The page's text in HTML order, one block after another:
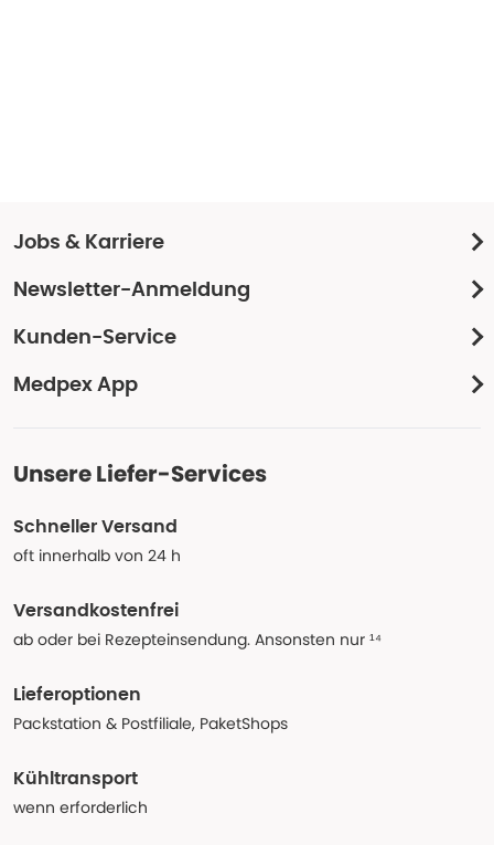
Jobs & Karriere
Newsletter-Anmeldung
Kunden-Service
Medpex App
Unsere Liefer-Services
Schneller Versand
oft innerhalb von 24 h
Versandkostenfrei
ab oder bei Rezepteinsendung. Ansonsten nur ¹⁴
Lieferoptionen
Packstation & Postfiliale, PaketShops
Kühltransport
wenn erforderlich